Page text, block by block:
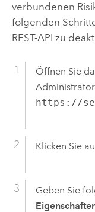
verbundenen
folgenden
REST-API zu
Öffnen Sie
https://
Klicken Sie
Geben Sie